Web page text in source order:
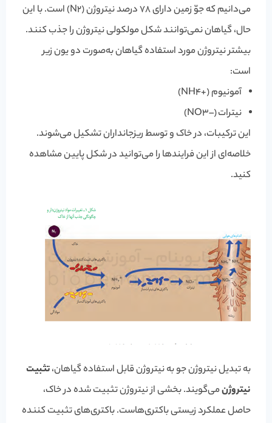
می‌دانیم که جوّ زمین دارای 78 درصد نیتروژن (N
2 ) است. با این
حال، گیاهان نمی‌توانند شکل مولکولی نیتروژن را جذب کنند.
بیشتر نیتروژن مورد استفاده گیاهان به‌صورت دو یون زیر
است:
آمونیوم (+
NH4
)
نیترات (–
NO3
)
این ترکیبات، در خاک و توسط ریزجانداران تشکیل می‌شوند.
خلاصه‌ای از این فرایندها را می‌توانید در شکل پایین مشاهده
کنید.
به تبدیل نیتروژن جو به نیتروژن قابل استفاده گیاهان،تثبیت
نیتروژنمی‌گویند. بخشی از نیتروژن تثبیت شده در خاک،
حاصل عملکرد زیستی باکتری‌هاست. باکتری‌های تثبیت کننده